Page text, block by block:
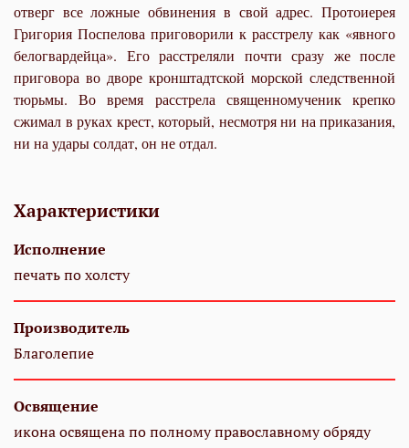
отверг все ложные обвинения в свой адрес. Протоиерея
Григория Поспелова приговорили к расстрелу как «явного
белогвардейца». Его расстреляли почти сразу же после
приговора во дворе кронштадтской морской следственной
тюрьмы. Во время расстрела священномученик крепко
сжимал в руках крест, который, несмотря ни на приказания,
ни на удары солдат, он не отдал.
Характеристики
Исполнение
печать по холсту
Производитель
Благолепие
Освящение
икона освящена по полному православному обряду